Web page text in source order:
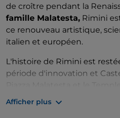
de croître pendant la
famille Malatesta, Rimini
ce renouveau artistique,
italien et européen.
L'histoire de Rimini est
période d'innovation et
encore aujourd'hui
Afficher plus